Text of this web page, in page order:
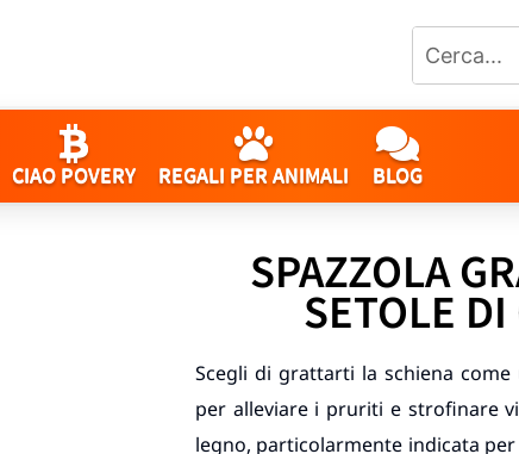
CIAO POVERY REGALI PER ANIMALI BLOG
SPAZZOLA
SETOLE
Scegli di grattarti la schiena
per alleviare i pruriti e strofinare
legno, particolarmente indicata